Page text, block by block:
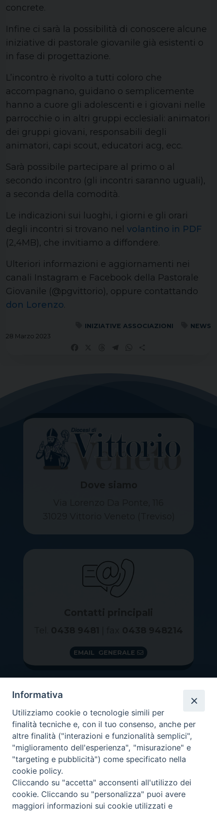
concrete.
Infine ci sarà la possibilità di conoscere alcune
iniziative di pastorale giovanile già esistenti o
in fase di progettazione.
L’incontro è rivolto a tutti coloro che
accompagnano, guidano o semplicemente
hanno a cuore gli adolescenti e i giovani nelle
parrocchie o in altri gruppi ecclesiali: animatori
dei gruppi giovani, responsabili degli
animatori, capi scout, educatori acg, ecc.
Sarà possibile partecipare al primo o al
secondo incontro (gli incontri saranno uguali),
a seconda della comodità.
Le indicazioni sui luoghi, i giorni e gli orari
degli incontri si trovano nel volantino in PDF
(2,4MB), che invitiamo a diffondere.
Ulteriori informazioni e aggiornamenti nei
canali Instagram e Facebook della Pastorale
Giovanile (@pgvittorio), oppure contattando
don Lorenzo.
INIZIATIVE ASSOCIAZIONI
NEWS
28 Marzo 2023
EMAIL GENERALE
GRAZIE PER IL TUO AIUTO
Insieme per la Diocesi
Informativa
Utilizziamo cookie o tecnologie simili per
finalità tecniche e, con il tuo consenso, anche per
altre finalità ("interazioni e funzionalità semplici",
"miglioramento dell'esperienza", "misurazione" e
"targeting e pubblicità") come specificato nella
cookie policy.
Cliccando su "accetta" acconsenti all'utilizzo dei
cookie. Cliccando su "personalizza" puoi avere
maggiori informazioni sui cookie utilizzati e